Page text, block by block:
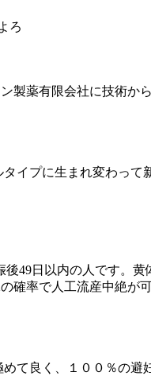
ろ
製薬有限会社に技術か
イプに生まれ変わっ
後49日以内の人です。
確率で人工流産中絶が
て良く、１００％の